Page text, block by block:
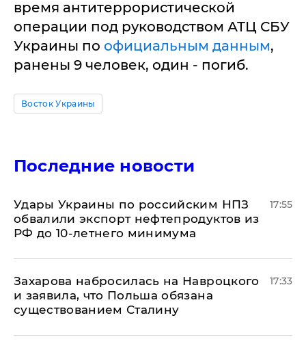
время антитеррористической
операции под руководством АТЦ СБУ
Украины по официальным данным,
ранены 9 человек, один - погиб.
Восток Украины
Последние новости
Удары Украины по российским НПЗ
обвалили экспорт нефтепродуктов из
РФ до 10-летнего минимума
17:55
​Захарова набросилась на Навроцкого
и заявила, что Польша обязана
существованием Сталину
17:33